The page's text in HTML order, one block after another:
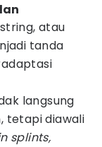
atau
tanda
langsung
tetapi diawali
splints,